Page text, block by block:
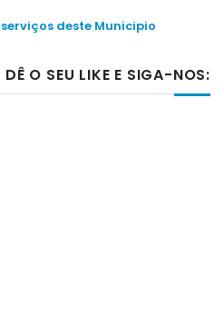
deste Municipio
DÊ O SEU LIKE E SIGA-NOS: